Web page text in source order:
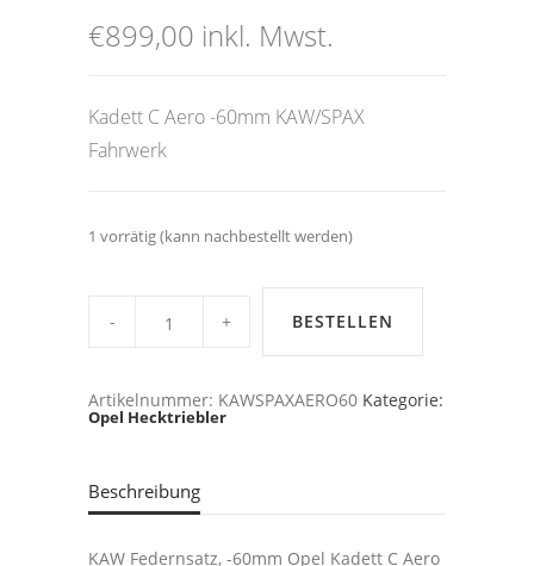
€899,00 inkl. Mwst.
Kadett C Aero -60mm KAW/SPAX
Fahrwerk
1 vorrätig (kann nachbestellt werden)
quantity
BESTELLEN
Artikelnummer: KAWSPAXAERO60 Kategorie:
Opel Hecktriebler
Beschreibung
KAW Federnsatz, -60mm Opel Kadett C Aero